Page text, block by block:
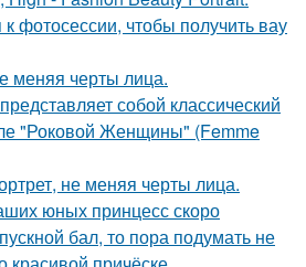
к фотосессии, чтобы получить вау
меняя черты лица.
собой классический
"Роковой Женщины" (Femme
не меняя черты лица.
юных принцесс скоро
бал, то пора подумать не